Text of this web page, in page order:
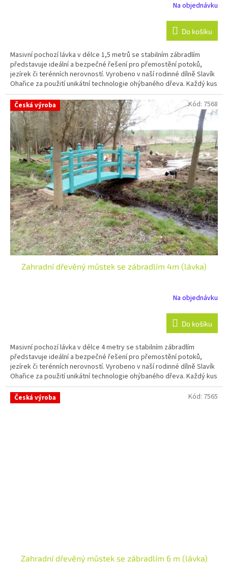
Na objednávku
Do košíku
Masivní pochozí lávka v délce 1,5 metrů se stabilním zábradlím
představuje ideální a bezpečné řešení pro přemostění potoků,
jezírek či terénních nerovností. Vyrobeno v naší rodinné dílně Slavík
Ohařice za použití unikátní technologie ohýbaného dřeva. Každý kus
je ručně opracovaný a lakovaný zakázkový originál s tradicí přes 20
let. Perfektní volba pro městské parky, hotelové areály i velké
soukromé zahrady.
Česká výroba
Zahradní dřevěný můstek se zábradlím 4m (lávka)
Na objednávku
Do košíku
Masivní pochozí lávka v délce 4 metry se stabilním zábradlím
představuje ideální a bezpečné řešení pro přemostění potoků,
jezírek či terénních nerovností. Vyrobeno v naší rodinné dílně Slavík
Ohařice za použití unikátní technologie ohýbaného dřeva. Každý kus
je ručně opracovaný a lakovaný zakázkový originál s tradicí přes 20
let. Perfektní volba pro městské parky, hotelové areály i velké
soukromé zahrady.
Kód: 7568
Česká výroba
Zahradní dřevěný můstek se zábradlím 6 m (lávka)
Kód: 7565